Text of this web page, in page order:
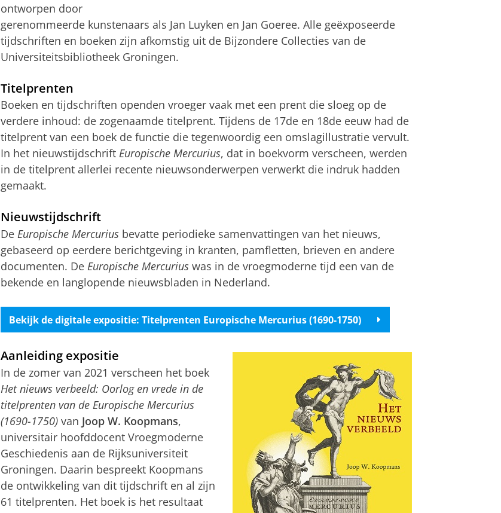
ontworpen door
gerenommeerde kunstenaars als Jan Luyken en Jan Goeree. Alle geëxposeerde
tijdschriften en boeken zijn afkomstig uit de Bijzondere Collecties van de
Universiteitsbibliotheek Groningen.
Titelprenten
Boeken en tijdschriften openden vroeger vaak met een prent die sloeg op de
verdere inhoud: de zogenaamde titelprent. Tijdens de 17de en 18de eeuw had de
titelprent van een boek de functie die tegenwoordig een omslagillustratie vervult.
In het nieuwstijdschrift Europische Mercurius, dat in boekvorm verscheen, werden
in de titelprent allerlei recente nieuwsonderwerpen verwerkt die indruk hadden
gemaakt.
Nieuwstijdschrift
De Europische Mercuriusbevatte periodieke samenvattingen van het nieuws,
gebaseerd op eerdere berichtgeving in kranten, pamfletten, brieven en andere
documenten. De Europische Mercuriuswas in de vroegmoderne tijd een van de
bekende en langlopende nieuwsbladen in Nederland.
Bekijk de digitale expositie: Titelprenten Europische Mercurius (1690-1750)
Aanleiding expositie
In de zomer van 2021 verscheen het boek
Het nieuws verbeeld: Oorlog en vrede in de
titelprenten van de Europische Mercurius
(1690-1750)van Joop W. Koopmans,
universitair hoofddocent Vroegmoderne
Geschiedenis aan de Rijksuniversiteit
Groningen. Daarin bespreekt Koopmans
de ontwikkeling van dit tijdschrift en al zijn
61 titelprenten. Het boek is het resultaat